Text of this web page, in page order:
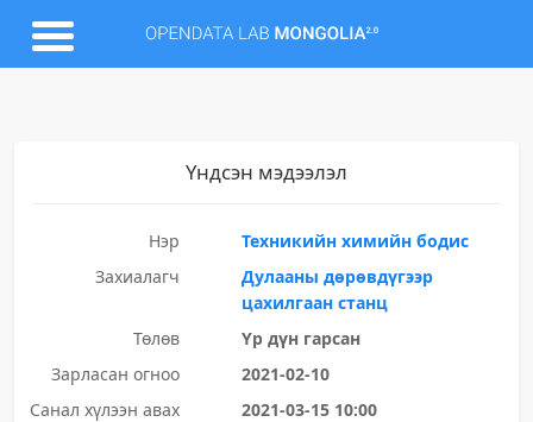
Үндсэн мэдээлэл
Нэр
Техникийн химийн бодис
Захиалагч
Дулааны дөрөвдүгээр
цахилгаан станц
Төлөв
Үр дүн гарсан
Зарласан огноо
2021-02-10
Санал хүлээн авах
2021-03-15 10:00